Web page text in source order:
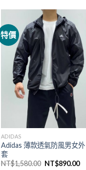
特價
ADIDAS
Adidas 薄款透氣防風男女外
套
NT$1,580.00 NT$890.00